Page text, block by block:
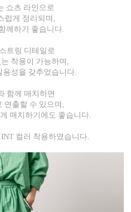
쇼츠 라인으로
럽게 정리되며,
께하기 좋습니다.
트링 디테일로
착용이 가능하며,
성을 갖추었습니다.
함께 매치하면
출할 수 있으며,
매치하기에도 좋습니다.
컬러 착용하였습니다.